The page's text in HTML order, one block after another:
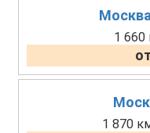
1 660
1 870